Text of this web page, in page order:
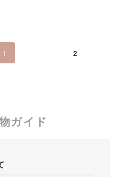
1 2
ガイド